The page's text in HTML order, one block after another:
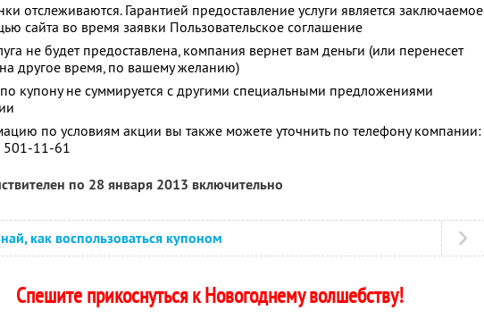
отслеживаются. Гарантией предоставление услуги является заключаемое
сайта во время заявки Пользовательское соглашение
не будет предоставлена, компания вернет вам деньги (или перенесет
другое время, по вашему желанию)
купону не суммируется с другими специальными предложениями
по условиям акции вы также можете уточнить по телефону компании:
501-11-61
по 28 января 2013 включительно
как воспользоваться купоном
Спешите прикоснуться к Новогоднему волшебству!